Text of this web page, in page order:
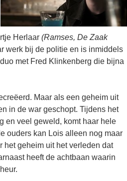
Herlaar (Ramses, De Zaak
werk bij de politie en is inmiddels
met Fred Klinkenberg die bijna
Maar als een geheim uit
in de war geschopt. Tijdens het
en veel geweld, komt haar hele
ouders kan Lois alleen nog maar
het geheim uit het verleden dat
heeft de achtbaan waarin